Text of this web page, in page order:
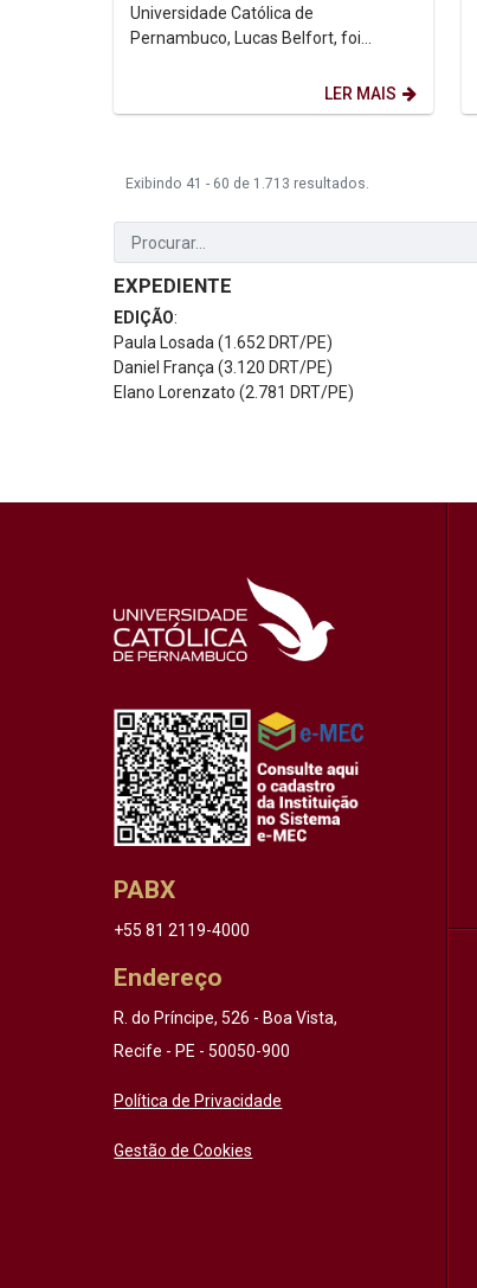
Universidade Católica de
Pernambuco, Lucas Belfort, foi
Federal Substituto do Tribunal...
LER MAIS
Exibindo 41 - 60 de 1.713 resultados.
EXPEDIENTE
EDIÇÃO:
Paula Losada (1.652 DRT/PE)
Daniel França (3.120 DRT/PE)
Elano Lorenzato (2.781 DRT/PE)
PABX
+55 81 2119-4000
Endereço
R. do Príncipe, 526 - Boa Vista,
Recife - PE - 50050-900
Política de Privacidade
Gestão de Cookies